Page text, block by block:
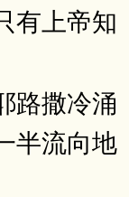
有上帝知
路撒冷涌
半流向地